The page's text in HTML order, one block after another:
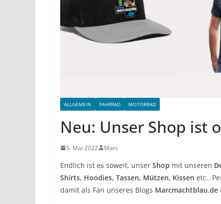
ALLGEMEIN FAHRRAD MOTORRAD
Neu: Unser Shop ist
5. Mai 2022 Marc
Endlich ist es soweit, unser Shop mit unseren
Shirts, Hoodies, Tassen, Mützen, Kissen etc..
damit als Fan unseres Blogs Marcmachtblau.de